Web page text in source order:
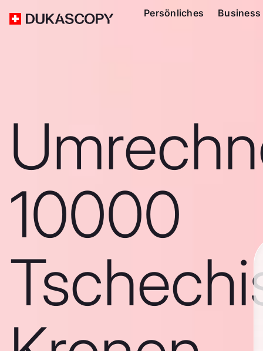
Persönliches Business
10000